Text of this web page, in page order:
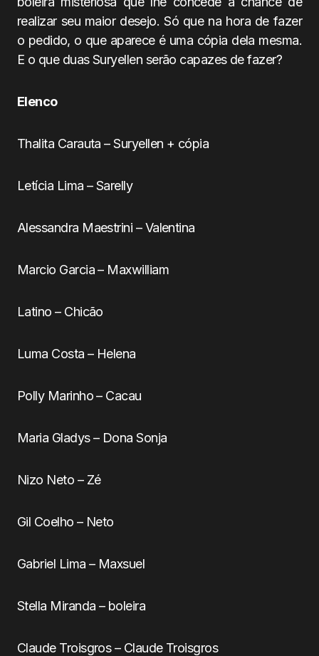
realizar seu maior desejo. Só que na hora de fazer
o pedido, o que aparece é uma cópia dela mesma.
E o que duas Suryellen serão capazes de fazer?
Elenco
Thalita Carauta – Suryellen + cópia
Letícia Lima – Sarelly
Alessandra Maestrini – Valentina
Marcio Garcia – Maxwilliam
Latino – Chicão
Luma Costa – Helena
Polly Marinho – Cacau
Maria Gladys – Dona Sonja
Nizo Neto – Zé
Gil Coelho – Neto
Gabriel Lima – Maxsuel
Stella Miranda – boleira
Claude Troisgros – Claude Troisgros